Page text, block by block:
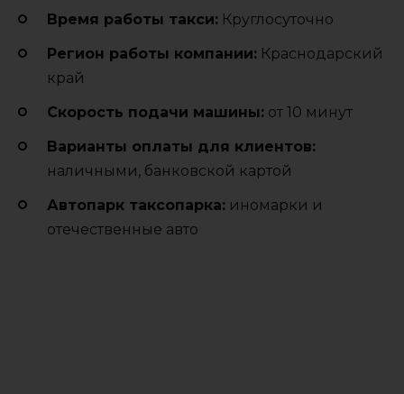
Время работы такси: Круглосуточно
Регион работы компании: Краснодарский
край
Cкорость подачи машины: от 10 минут
Варианты оплаты для клиентов:
наличными, банковской картой
Автопарк таксопарка: иномарки и
отечественные авто